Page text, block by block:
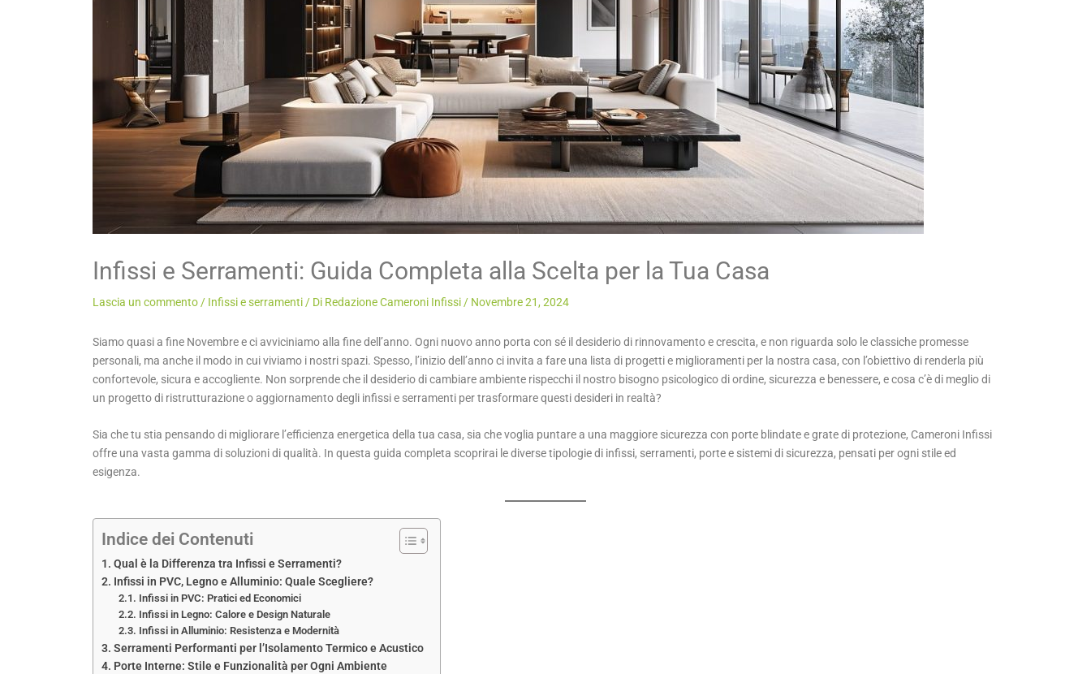
Infissi e Serramenti: Guida Completa alla Scelta per la Tua Casa
Lascia un commento / Infissi e serramenti / Di Redazione Cameroni Infissi / Novembre 21, 2024
Siamo quasi a fine Novembre e ci avviciniamo alla fine dell’anno. Ogni nuovo anno porta con sé il desiderio di rinnovamento e crescita, e non riguarda solo le classiche promesse
personali, ma anche il modo in cui viviamo i nostri spazi. Spesso, l’inizio dell’anno ci invita a fare una lista di progetti e miglioramenti per la nostra casa, con l’obiettivo di renderla più
confortevole, sicura e accogliente. Non sorprende che il desiderio di cambiare ambiente rispecchi il nostro bisogno psicologico di ordine, sicurezza e benessere, e cosa c’è di meglio di
un progetto di ristrutturazione o aggiornamento degli infissi e serramenti per trasformare questi desideri in realtà?
Sia che tu stia pensando di migliorare l’efficienza energetica della tua casa, sia che voglia puntare a una maggiore sicurezza con porte blindate e grate di protezione, Cameroni Infissi
offre una vasta gamma di soluzioni di qualità. In questa guida completa scoprirai le diverse tipologie di infissi, serramenti, porte e sistemi di sicurezza, pensati per ogni stile ed
esigenza.
Indice dei Contenuti
Qual è la Differenza tra Infissi e Serramenti?
Infissi in PVC, Legno e Alluminio: Quale Scegliere?
Infissi in PVC: Pratici ed Economici
Infissi in Legno: Calore e Design Naturale
Infissi in Alluminio: Resistenza e Modernità
Serramenti Performanti per l’Isolamento Termico e Acustico
Porte Interne: Stile e Funzionalità per Ogni Ambiente